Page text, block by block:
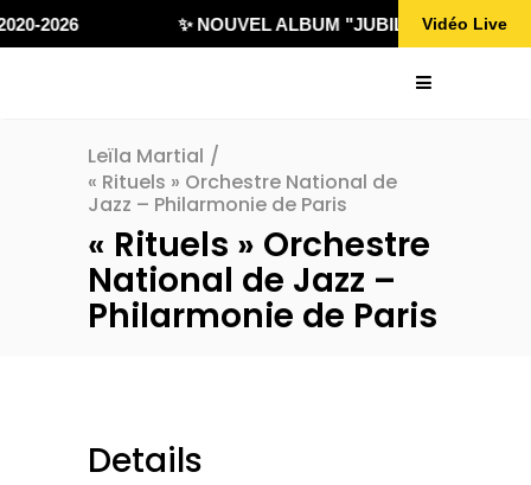
2026 ✨ NOUVEL ALBUM "JUBILÄ 432"Vidéo Live
Leïla Martial /
« Rituels » Orchestre National de
Jazz – Philarmonie de Paris
« Rituels » Orchestre
National de Jazz –
Philarmonie de Paris
Details